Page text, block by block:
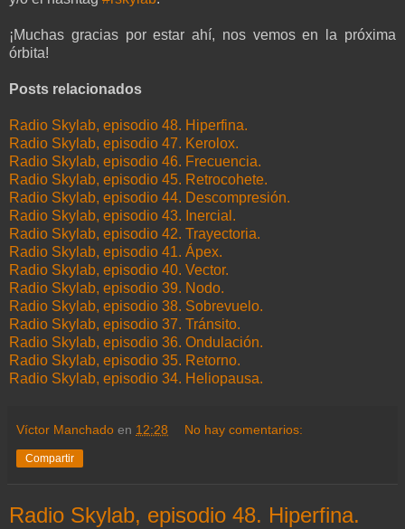
¡Muchas gracias por estar ahí, nos vemos en la próxima
órbita!
Posts relacionados
Radio Skylab, episodio 48. Hiperfina.
Radio Skylab, episodio 47. Kerolox.
Radio Skylab, episodio 46. Frecuencia.
Radio Skylab, episodio 45. Retrocohete.
Radio Skylab, episodio 44. Descompresión.
Radio Skylab, episodio 43. Inercial.
Radio Skylab, episodio 42. Trayectoria.
Radio Skylab, episodio 41. Ápex.
Radio Skylab, episodio 40. Vector.
Radio Skylab, episodio 39. Nodo.
Radio Skylab, episodio 38. Sobrevuelo.
Radio Skylab, episodio 37. Tránsito.
Radio Skylab, episodio 36. Ondulación.
Radio Skylab, episodio 35. Retorno.
Radio Skylab, episodio 34. Heliopausa.
Víctor Manchado en 12:28 No hay comentarios:
Compartir
Radio Skylab, episodio 48. Hiperfina.